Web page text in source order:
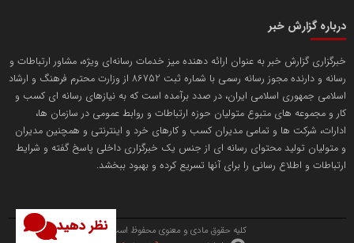
نظر دهید
پایگاه اطلاع رسانی دریا و نفت
تریبون
انتشار گسترده محتوا در رسانه گزارش خبر
محمدعلی کرمعلی
درباره گزارش خبر
خبرگزاری گزارش خبر به عنوان ارائه دهنده میز خدمات رسانه‌ای ویژه، مشاور ارتباطات و
رسانه و دارنده مجوز رسانه رسمی با شماره ثبت 86752 از وزارت محترم فرهنگ و ارشاد
اسلامی جمهوری اسلامی ایران، در صدد برآمده است که به نیازهای رسانه ای کسب و
کار و مجموعه های متبوع متولیان حوزه ارتباطات و روابط عمومی در سازمان ها،
ادارات، شرکت ها و تمامی مدیران کسب و کارهای خرد و اینترنتی و همچنین مدیران
و متولیان تولید محتوای رسانه ای از جنس یک خبرگزاری داخلی پاسخ گفته و شرایط
ارتباطات و اطلاع رسانی را برای آنها تسریع کرده و بهبود ببخشد.
کلیه حقوق مادی و معنوی محفوظ است.